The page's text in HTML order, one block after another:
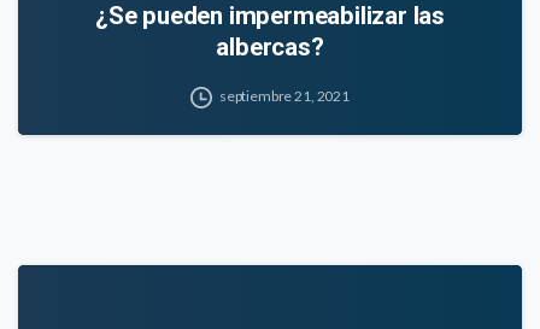
¿Se pueden impermeabilizar las
albercas?
septiembre 21, 2021